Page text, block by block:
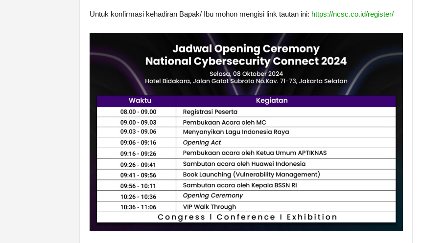
Untuk konfirmasi kehadiran Bapak/ Ibu mohon mengisi link tautan ini: https://ncsc.co.id/register/